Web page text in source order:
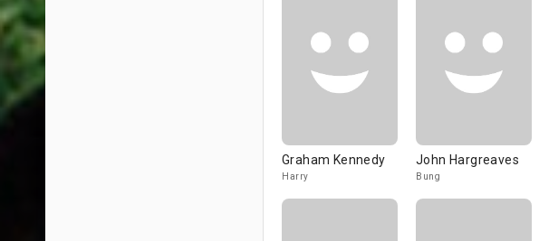
Graham Kennedy
Harry
John Hargreaves
Bung